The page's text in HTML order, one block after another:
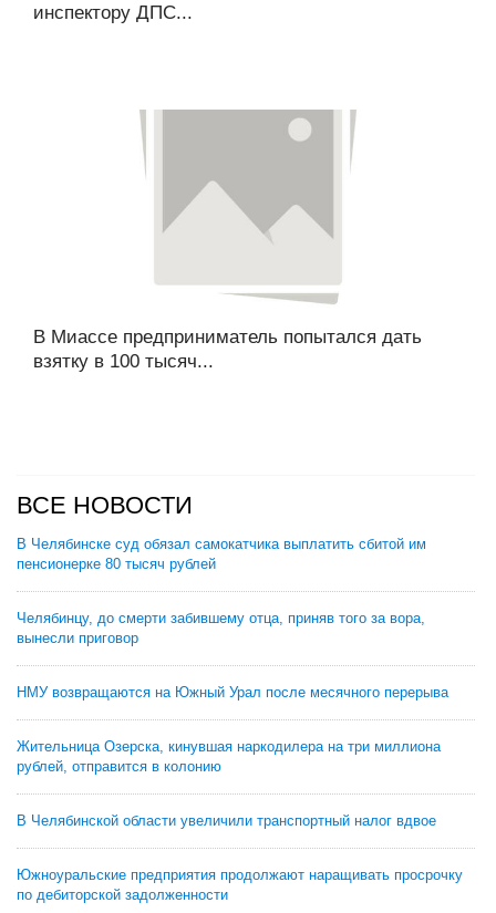
инспектору ДПС...
В Миассе предприниматель попытался дать
взятку в 100 тысяч...
ВСЕ НОВОСТИ
В Челябинске суд обязал самокатчика выплатить сбитой им
пенсионерке 80 тысяч рублей
Челябинцу, до смерти забившему отца, приняв того за вора,
вынесли приговор
НМУ возвращаются на Южный Урал после месячного перерыва
Жительница Озерска, кинувшая наркодилера на три миллиона
рублей, отправится в колонию
В Челябинской области увеличили транспортный налог вдвое
Южноуральские предприятия продолжают наращивать просрочку
по дебиторской задолженности